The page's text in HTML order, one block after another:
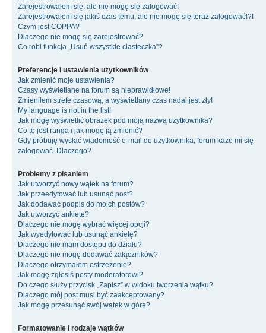
Zarejestrowałem się, ale nie mogę się zalogować!
Zarejestrowałem się jakiś czas temu, ale nie mogę się teraz zalogować!?!
Czym jest COPPA?
Dlaczego nie mogę się zarejestrować?
Co robi funkcja „Usuń wszystkie ciasteczka”?
Preferencje i ustawienia użytkowników
Jak zmienić moje ustawienia?
Czasy wyświetlane na forum są nieprawidłowe!
Zmieniłem strefę czasową, a wyświetlany czas nadal jest zły!
My language is not in the list!
Jak mogę wyświetlić obrazek pod moją nazwą użytkownika?
Co to jest ranga i jak mogę ją zmienić?
Gdy próbuję wysłać wiadomość e-mail do użytkownika, forum każe mi się
zalogować. Dlaczego?
Problemy z pisaniem
Jak utworzyć nowy wątek na forum?
Jak przeedytować lub usunąć post?
Jak dodawać podpis do moich postów?
Jak utworzyć ankietę?
Dlaczego nie mogę wybrać więcej opcji?
Jak wyedytować lub usunąć ankietę?
Dlaczego nie mam dostępu do działu?
Dlaczego nie mogę dodawać załączników?
Dlaczego otrzymałem ostrzeżenie?
Jak mogę zgłosiś posty moderatorowi?
Do czego służy przycisk „Zapisz” w widoku tworzenia wątku?
Dlaczego mój post musi być zaakceptowany?
Jak mogę przesunąć swój wątek w górę?
Formatowanie i rodzaje wątków